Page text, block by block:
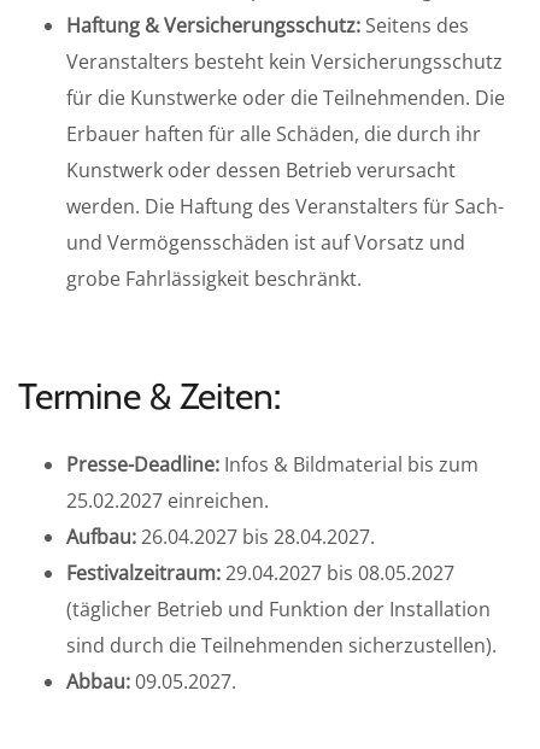
Haftung & Versicherungsschutz: Seitens des
Veranstalters besteht kein Versicherungsschutz
für die Kunstwerke oder die Teilnehmenden. Die
Erbauer haften für alle Schäden, die durch ihr
Kunstwerk oder dessen Betrieb verursacht
werden. Die Haftung des Veranstalters für Sach-
und Vermögensschäden ist auf Vorsatz und
grobe Fahrlässigkeit beschränkt.
Termine & Zeiten:
Presse-Deadline: Infos & Bildmaterial bis zum
25.02.2027 einreichen.
Aufbau:26.04.2027 bis 28.04.2027.
Festivalzeitraum:29.04.2027 bis 08.05.2027
(täglicher Betrieb und Funktion der Installation
sind durch die Teilnehmenden sicherzustellen).
Abbau:09.05.2027.